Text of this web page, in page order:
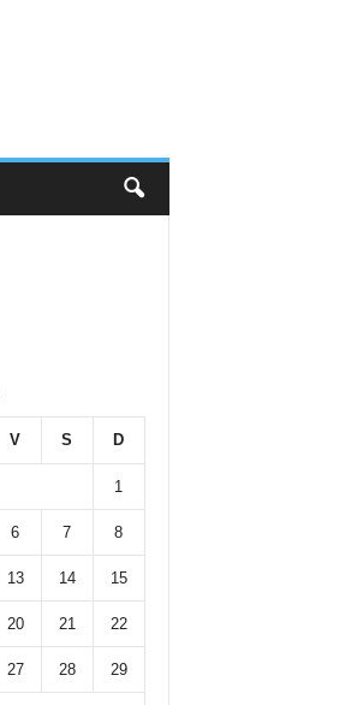
V S D
1
6 7 8
13 14 15
20 21 22
27 28 29